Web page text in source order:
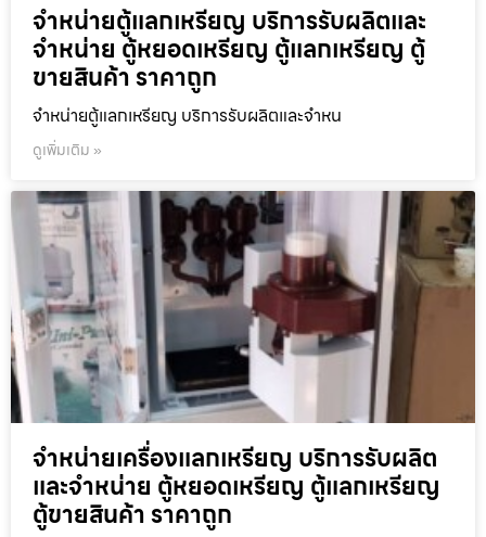
จำหน่ายตู้แลกเหรียญ บริการรับผลิตและ
จำหน่าย ตู้หยอดเหรียญ ตู้แลกเหรียญ ตู้
ขายสินค้า ราคาถูก
จำหน่ายตู้แลกเหรียญ บริการรับผลิตและจำหน
ดูเพิ่มเติม »
จำหน่ายเครื่องแลกเหรียญ บริการรับผลิต
และจำหน่าย ตู้หยอดเหรียญ ตู้แลกเหรียญ
ตู้ขายสินค้า ราคาถูก